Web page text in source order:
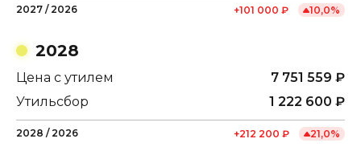
2027 / 2026 +101 000 ₽ 10,0%
2028
Цена с утилем 7 751 559 ₽
Утильсбор
1 222 600 ₽
2028 / 2026 +212 200 ₽ 21,0%